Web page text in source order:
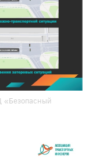
«Безопасный